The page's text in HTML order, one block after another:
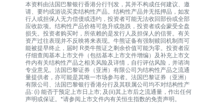
本资料由法国巴黎银行香港分行刊发，其并不构成任何建议、邀
请、要约或游说买卖结构性产品。结构性产品并无抵押品，如发
行人或担保人无力偿债或违约，投资者可能无法收回部份或全部
应收款项。结构性产品价格可急升或急跌，投资者或会蒙受全盘
损失。投资者购买时，所依赖的是发行人及担保人的信誉。有关
资产过往表现并不反映将来表现。牛熊证备有强制赎回机制而可
能被提早终止，届时 R类牛熊证之剩余价值可能为零。投资者应
仔细查阅基本上市文件（包括基本上市文件增编）及补充上市文
件内有关结构性产品之相关风险及详情，自行评估风险，并谘询
专业意见。法国巴黎证券（亚洲）有限公司为结构性产品之流通
量提供者，亦可能是其唯一巿场参与者。法国巴黎证券（亚洲）
有限公司、法国巴黎银行香港分行及其联属公司均不对结构性产
品: (i) 能否于预定上市日上市; 及(ii)其上市后之流通量，作出任何
声明或保证。*请参阅上市文件内有关恒生指数的免责声明。